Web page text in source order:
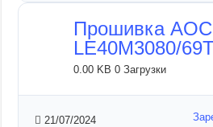
Прошивка AOC
LE40M3080/
0.00 KB0 Загрузки
21/07/2024